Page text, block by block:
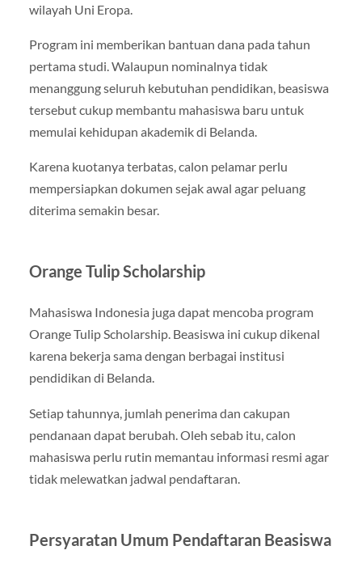
wilayah Uni Eropa.
Program ini memberikan bantuan dana pada tahun
pertama studi. Walaupun nominalnya tidak
menanggung seluruh kebutuhan pendidikan, beasiswa
tersebut cukup membantu mahasiswa baru untuk
memulai kehidupan akademik di Belanda.
Karena kuotanya terbatas, calon pelamar perlu
mempersiapkan dokumen sejak awal agar peluang
diterima semakin besar.
Orange Tulip Scholarship
Mahasiswa Indonesia juga dapat mencoba program
Orange Tulip Scholarship. Beasiswa ini cukup dikenal
karena bekerja sama dengan berbagai institusi
pendidikan di Belanda.
Setiap tahunnya, jumlah penerima dan cakupan
pendanaan dapat berubah. Oleh sebab itu, calon
mahasiswa perlu rutin memantau informasi resmi agar
tidak melewatkan jadwal pendaftaran.
Persyaratan Umum Pendaftaran Beasiswa